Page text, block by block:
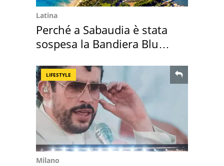
Latina
Perché a Sabaudia è stata
sospesa la Bandiera Blu
LIFESTYLE
Milano